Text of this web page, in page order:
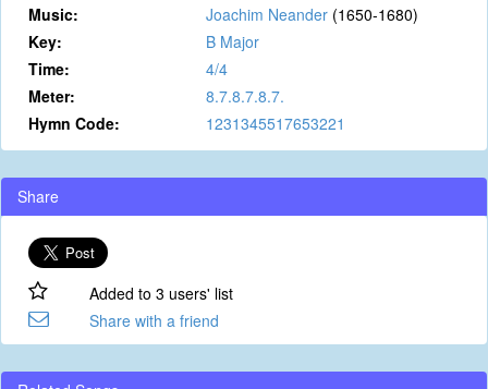
Music:
Joachim Neander (1650-1680)
Key:
B Major
Time:
4/4
Meter:
8.7.8.7.8.7.
Hymn Code:
1231345517653221
Share
Added to 3 users' list
Share with a friend